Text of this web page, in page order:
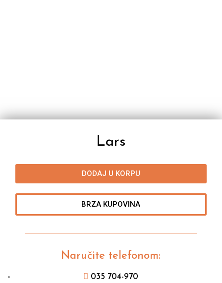
Lars
DODAJ U KORPU
BRZA KUPOVINA
Naručite telefonom:
035 704-970